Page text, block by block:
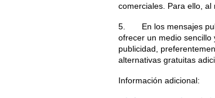
comerciales. Para ello, al
5. En los mensajes
ofrecer un medio
publicidad,
alternativas gratuitas
Información adicional: